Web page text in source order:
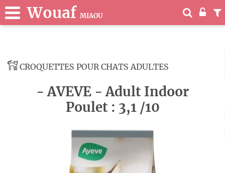
Wouaf MIAOU
CROQUETTES POUR CHATS ADULTES
- AVEVE - Adult Indoor
Poulet : 3,1 /10